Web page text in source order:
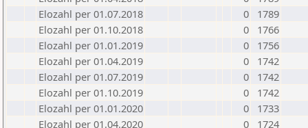
Elozahl per 01.07.2018
0
1789
Elozahl per 01.10.2018
0
1766
Elozahl per 01.01.2019
0
1756
Elozahl per 01.04.2019
0
1742
Elozahl per 01.07.2019
0
1742
Elozahl per 01.10.2019
0
1742
Elozahl per 01.01.2020
0
1733
Elozahl per 01.04.2020
0
1724